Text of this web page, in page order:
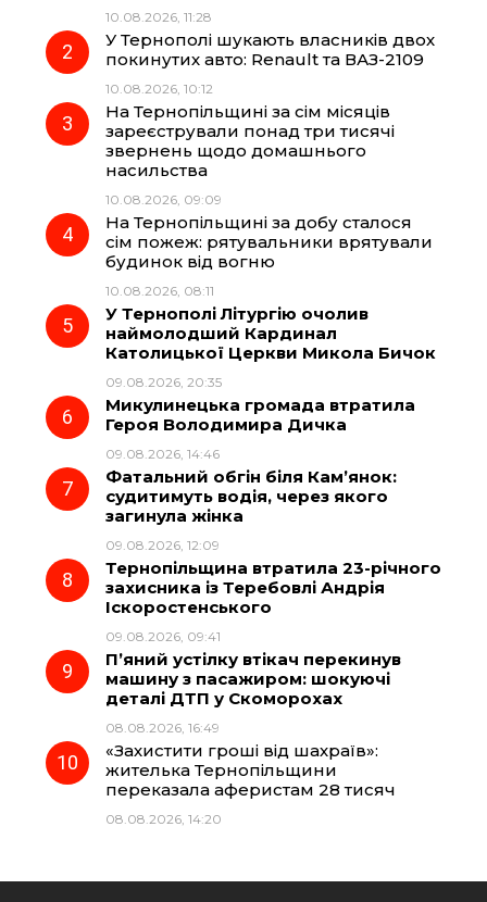
o
o
r
a
m
A
p
10.08.2026, 11:28
У Тернополі шукають власників двох
покинутих авто: Renault та ВАЗ-2109
10.08.2026, 10:12
На Тернопільщині за сім місяців
зареєстрували понад три тисячі
звернень щодо домашнього
насильства
10.08.2026, 09:09
На Тернопільщині за добу сталося
сім пожеж: рятувальники врятували
будинок від вогню
10.08.2026, 08:11
У Тернополі Літургію очолив
наймолодший Кардинал
Католицької Церкви Микола Бичок
09.08.2026, 20:35
Микулинецька громада втратила
Героя Володимира Дичка
09.08.2026, 14:46
Фатальний обгін біля Кам’янок:
судитимуть водія, через якого
загинула жінка
09.08.2026, 12:09
Тернопільщина втратила 23-річного
захисника із Теребовлі Андрія
Іскоростенського
09.08.2026, 09:41
П’яний устілку втікач перекинув
машину з пасажиром: шокуючі
деталі ДТП у Скоморохах
08.08.2026, 16:49
«Захистити гроші від шахраїв»:
жителька Тернопільщини
переказала аферистам 28 тисяч
08.08.2026, 14:20